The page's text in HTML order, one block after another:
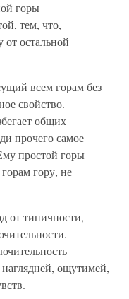
горы
тем, что,
от остальной
всем горам без
свойство.
общих
прочего самое
простой горы
гору, не
от типичности,
ощутимей,